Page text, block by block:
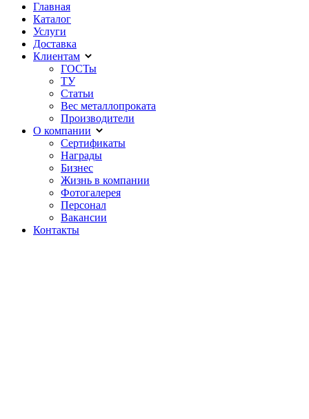
Главная
Каталог
Услуги
Доставка
Клиентам
ГОСТы
ТУ
Статьи
Вес металлопроката
Производители
О компании
Сертификаты
Награды
Бизнес
Жизнь в компании
Фотогалерея
Персонал
Вакансии
Контакты